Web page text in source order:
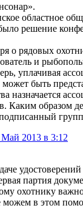
областное
решение
о рядовых
и
уплачивая
быть
назначается
образом
Май 2013 в 3:12
партия
охотнику важно
в этом